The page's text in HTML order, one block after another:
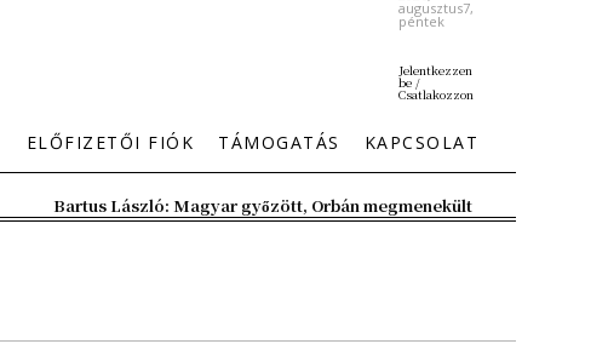
augusztus7,
péntek
Jelentkezzen
be /
Csatlakozzon
ELŐFIZETŐI FIÓK TÁMOGATÁS KAPCSOLAT
Bartus László: Magyar győzött, Orbán megmenekült